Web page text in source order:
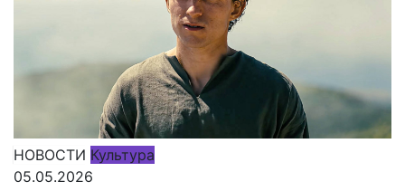
НОВОСТИ Культура
05.05.2026